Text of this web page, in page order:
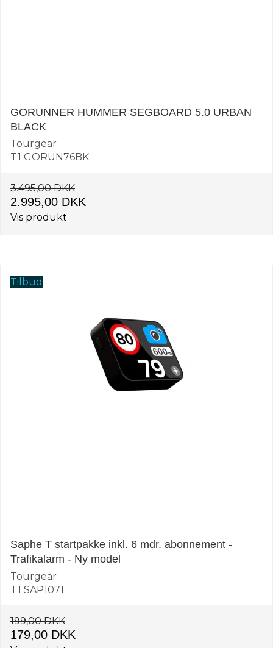
GORUNNER HUMMER SEGBOARD 5.0 URBAN
BLACK
Tourgear
T1 GORUN76BK
3.495,00 DKK
2.995,00 DKK
Vis produkt
Tilbud
Saphe T startpakke inkl. 6 mdr. abonnement -
Trafikalarm - Ny model
Tourgear
T1 SAP1071
199,00 DKK
179,00 DKK